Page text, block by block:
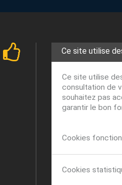
Ce site utilise
Ce site utilise
consultation de
souhaitez pas
garantir le bon
Cookies
Cookies